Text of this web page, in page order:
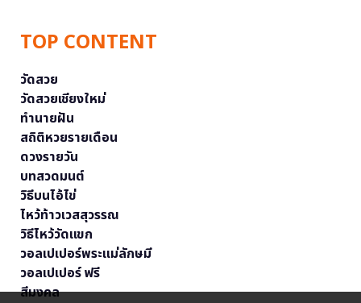
TOP CONTENT
วัดสวย
วัดสวยเชียงใหม่
ทำนายฝัน
สถิติหวยรายเดือน
ดวงรายวัน
บทสวดมนต์
วิธีบนไอ้ไข่
ไหว้ท้าวเวสสุวรรณ
วิธีไหว้วัดแขก
วอลเปเปอร์พระแม่ลักษมี
วอลเปเปอร์ ฟรี
สีมงคล